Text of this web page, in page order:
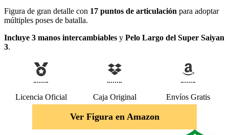
Figura de gran detalle con 17 puntos de articulación para adoptar
múltiples poses de batalla.
Incluye 3 manos intercambiables y Pelo Largo del Super Saiyan
3.
Licencia Oficial Caja Original Envíos Gratis
Ver Figura en Amazon